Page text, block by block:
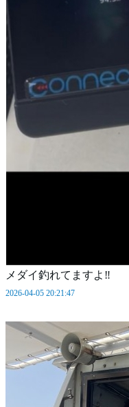
メダイ釣れてますよ‼️
2026-04-05 20:21:47